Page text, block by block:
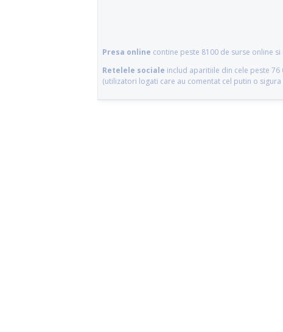
Presa online contine peste 8100 de surse online
Retelele sociale includ aparitiile din cele peste
(utilizatori logati care au comentat cel putin o